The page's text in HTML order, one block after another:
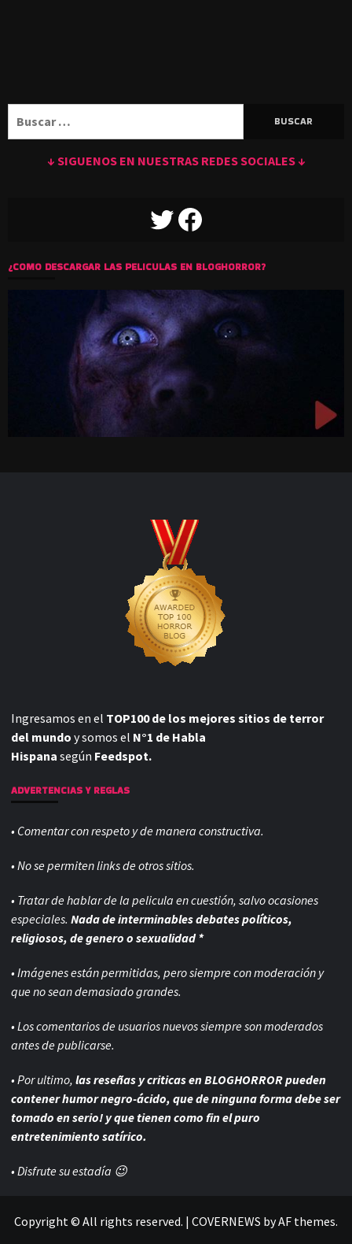
↓ SIGUENOS EN NUESTRAS REDES SOCIALES ↓
TWITTERFACEBOOK
¿COMO DESCARGAR LAS PELICULAS EN BLOGHORROR?
Ingresamos en el TOP100 de los mejores sitios de terror
del mundo y somos el N°1 de Habla
Hispana según Feedspot.
ADVERTENCIAS Y REGLAS
• Comentar con respeto y de manera constructiva.
• No se permiten links de otros sitios.
• Tratar de hablar de la pelicula en cuestión, salvo ocasiones
especiales. Nada de interminables debates políticos,
religiosos, de genero o sexualidad *
• Imágenes están permitidas, pero siempre conmoderación y
que no sean demasiado grandes.
• Los comentarios de usuarios nuevos siempre son moderados
antes de publicarse.
• Por ultimo, las reseñas y criticas en BLOGHORROR pueden
contener humor negro-ácido, que de ninguna forma debe ser
tomado en serio! y que tienen como fin el puro
entretenimiento satírico.
• Disfrute su estadía 😉
Copyright © All rights reserved. | COVERNEWS by AF themes.